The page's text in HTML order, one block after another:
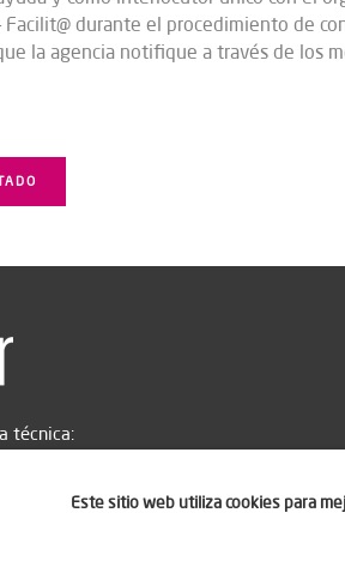
Facilit@ durante el procedimiento de
la agencia notifique a través de los
técnica:
Este sitio web utiliza cookies para